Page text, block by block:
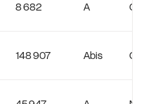
8 682 A Oui
148 907 Abis Oui